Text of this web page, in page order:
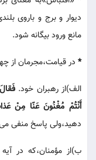
دیوار و برج و باروی
مانع ورود بیگانه شود.
* در قیامت،مجرمان از
الف)از رهبران خود.
أَنْتُمْ مُغْنُونَ عَنّا مِنْ
دهید،ولی پاسخ منفی
ب)از مؤمنان،که در